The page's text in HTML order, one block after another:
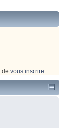
de vous inscrire.